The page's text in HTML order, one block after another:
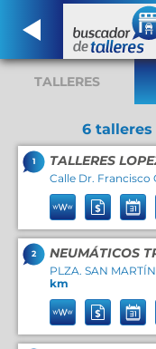
TALLERES
6 talleres
1 TALLERES
Calle Dr. Francisco
2 NEUMÁTICOS
PLZA. SAN
km